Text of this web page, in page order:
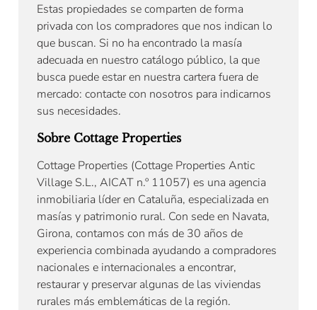
Estas propiedades se comparten de forma
privada con los compradores que nos indican lo
que buscan. Si no ha encontrado la masía
adecuada en nuestro catálogo público, la que
busca puede estar en nuestra cartera fuera de
mercado: contacte con nosotros para indicarnos
sus necesidades.
Sobre Cottage Properties
Cottage Properties (Cottage Properties Antic
Village S.L., AICAT n.º 11057) es una agencia
inmobiliaria líder en Cataluña, especializada en
masías y patrimonio rural. Con sede en Navata,
Girona, contamos con más de 30 años de
experiencia combinada ayudando a compradores
nacionales e internacionales a encontrar,
restaurar y preservar algunas de las viviendas
rurales más emblemáticas de la región.